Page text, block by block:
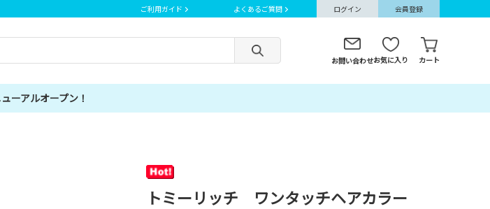
ご利用ガイド よくあるご質問 ログイン 会員登録
お問い合わせお気に入り カート
ーアルオープン！
トミーリッチ ワンタッチヘアカラー